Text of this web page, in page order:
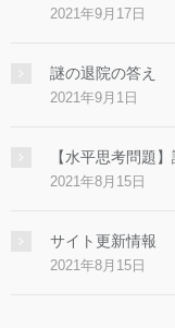
2021年9月17日
謎の退院の答え
2021年9月1日
【水平思考問題
2021年8月15日
サイト更新情報
2021年8月15日